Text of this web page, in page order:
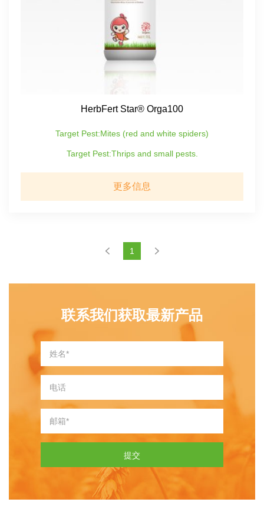
HerbFert Star® Orga100
Target Pest:Mites (red and white spiders)
Target Pest:Thrips and small pests.
更多信息
1
联系我们获取最新产品
提交